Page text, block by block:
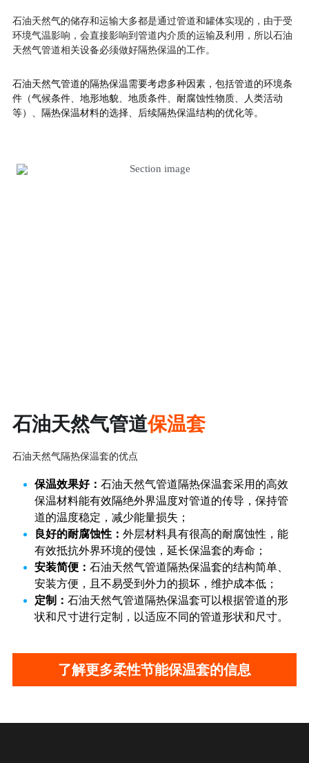
石油天然气的储存和运输大多都是通过管道和罐体实现的，由于受
环境气温影响，会直接影响到管道内介质的运输及利用，所以石油
天然气管道相关设备必须做好隔热保温的工作。
石油天然气管道的隔热保温需要考虑多种因素，包括管道的环境条
件（气候条件、地形地貌、地质条件、耐腐蚀性物质、人类活动
等）、隔热保温材料的选择、后续隔热保温结构的优化等。
石油天然气管道保温套
石油天然气隔热保温套的优点
保温效果好： 石油天然气管道隔热保温套采用的高效
保温材料能有效隔绝外界温度对管道的传导，保持管
道的温度稳定，减少能量损失；
良好的耐腐蚀性： 外层材料具有很高的耐腐蚀性，能
有效抵抗外界环境的侵蚀，延长保温套的寿命；
安装简便： 石油天然气管道隔热保温套的结构简单、
安装方便，且不易受到外力的损坏，维护成本低；
定制： 石油天然气管道隔热保温套可以根据管道的形
状和尺寸进行定制，以适应不同的管道形状和尺寸。
了解更多柔性节能保温套的信息